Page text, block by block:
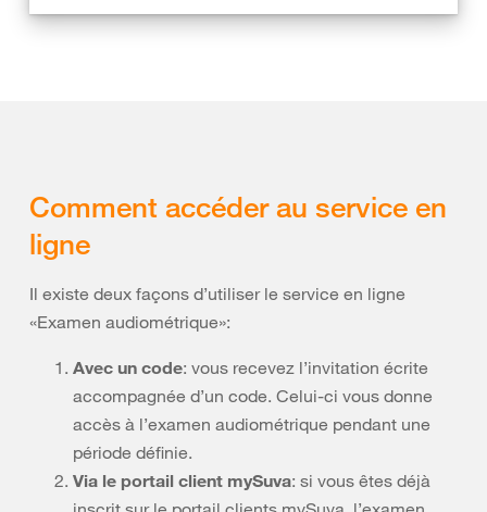
Comment accéder au service en
ligne
Il existe deux façons d’utiliser le service en ligne
«Examen audiométrique»:
Avec un code: vous recevez l’invitation écrite
accompagnée d’un code. Celui-ci vous donne
accès à l’examen audiométrique pendant une
période définie.
Via le portail client mySuva: si vous êtes déjà